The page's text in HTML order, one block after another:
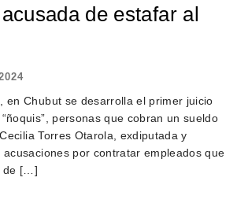
de estafar al
en Chubut se desarrolla el primer juicio
personas que cobran un sueldo
Torres Otarola, exdiputada y
por contratar empleados que
de […]